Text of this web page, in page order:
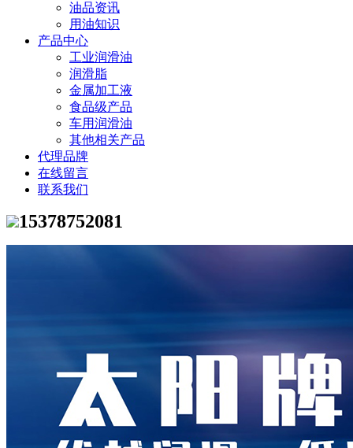
油品资讯
用油知识
产品中心
工业润滑油
润滑脂
金属加工液
食品级产品
车用润滑油
其他相关产品
代理品牌
在线留言
联系我们
15378752081